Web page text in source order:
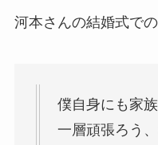
河本さんの結婚式で
僕自身にも家
一層頑張ろう